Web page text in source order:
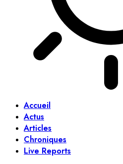
Accueil
Actus
Articles
Chroniques
Live Reports